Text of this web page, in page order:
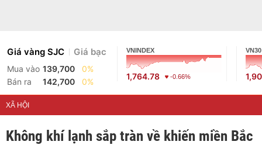
Giá vàng SJC Giá bạc
Mua vào 139,700
0%
Bán ra
142,700 0%
VNINDEX
1,764.78 -0.66%
VN30
XÃ HỘI
Không khí lạnh sắp tràn về khiến miền Bắc